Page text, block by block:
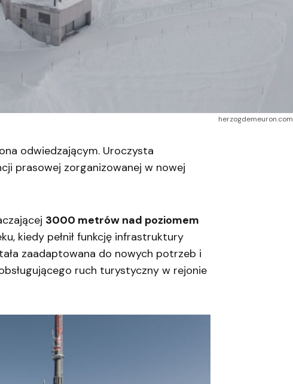
herzogdemeuron.com
odwiedzającym. Uroczysta
prasowej zorganizowanej w nowej
3000 metrów nad poziomem
kiedy pełnił funkcję infrastruktury
zaadaptowana do nowych potrzeb i
ruch turystyczny w rejonie